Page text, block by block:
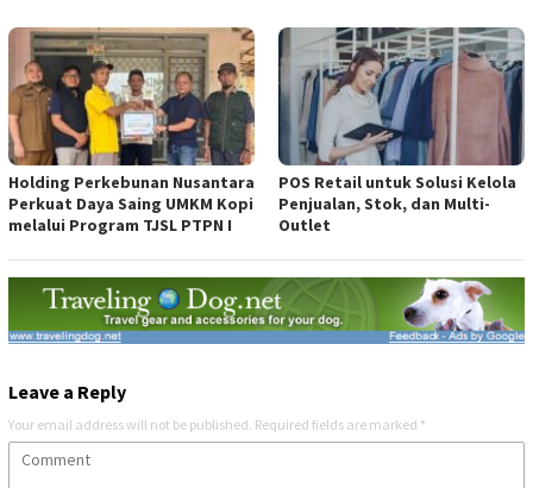
Holding Perkebunan Nusantara
Perkuat Daya Saing UMKM Kopi
melalui Program TJSL PTPN I
POS Retail untuk Solusi Kelola
Penjualan, Stok, dan Multi-
Outlet
Leave a Reply
Your email address will not be published. Required fields are marked *